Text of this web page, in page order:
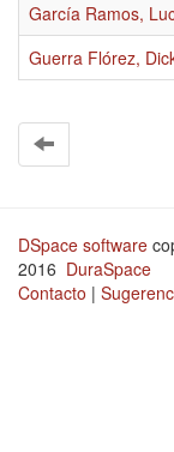
García Ramos,
Guerra Flórez,
DSpace software
2016 DuraSpace
Contacto |